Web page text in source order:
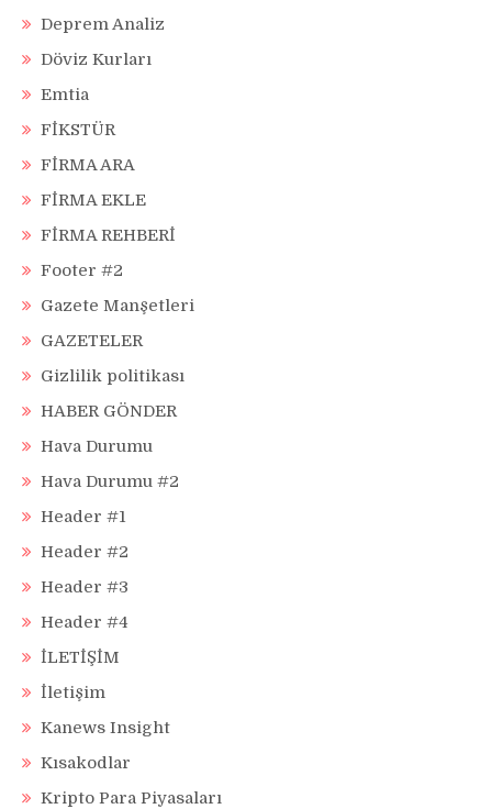
Deprem Analiz
Döviz Kurları
Emtia
FİKSTÜR
FİRMA ARA
FİRMA EKLE
FİRMA REHBERİ
Footer #2
Gazete Manşetleri
GAZETELER
Gizlilik politikası
HABER GÖNDER
Hava Durumu
Hava Durumu #2
Header #1
Header #2
Header #3
Header #4
İLETİŞİM
İletişim
Kanews Insight
Kısakodlar
Kripto Para Piyasaları